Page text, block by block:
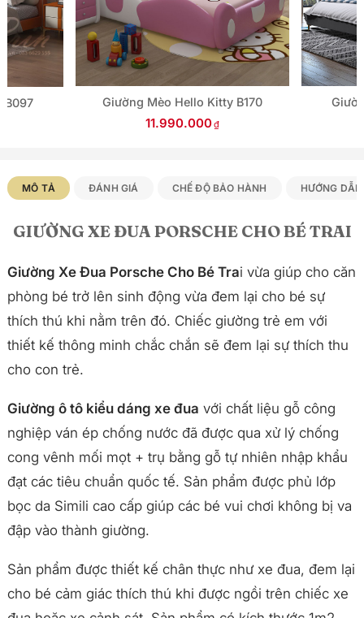
B097 Giường Mèo Hello Kitty B170
11.990.000
MÔ TẢ ĐÁNH GIÁ CHẾ ĐỘ BẢO HÀNH HƯỚNG
Mô tả chi tiết sản phẩm
Giường Xe Đua Porsche Cho Bé Trai vừa giúp cho căn
phòng bé trở lên sinh động vừa đem lại cho bé sự
thích thú khi nằm trên đó. Chiếc giường trẻ em với
thiết kế thông minh chắc chắn sẽ đem lại sự thích thu
cho con trẻ.
Giường ô tô kiểu dáng xe đua với chất liệu gỗ công
nghiệp ván ép chống nước đã được qua xử lý chống
cong vênh mối mọt + trụ bằng gỗ tự nhiên nhập khẩu
đạt các tiêu chuẩn quốc tế. Sản phẩm được phủ lớp
bọc da Simili cao cấp giúp các bé vui chơi không bị va
đập vào thành giường.
Sản phẩm được thiết kế chân thực như xe đua, đem lại
cho bé cảm giác thích thú khi được ngồi trên chiếc xe